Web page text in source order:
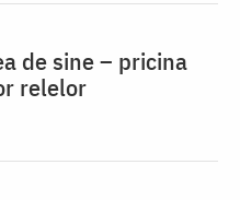
de sine – pricina
relelor